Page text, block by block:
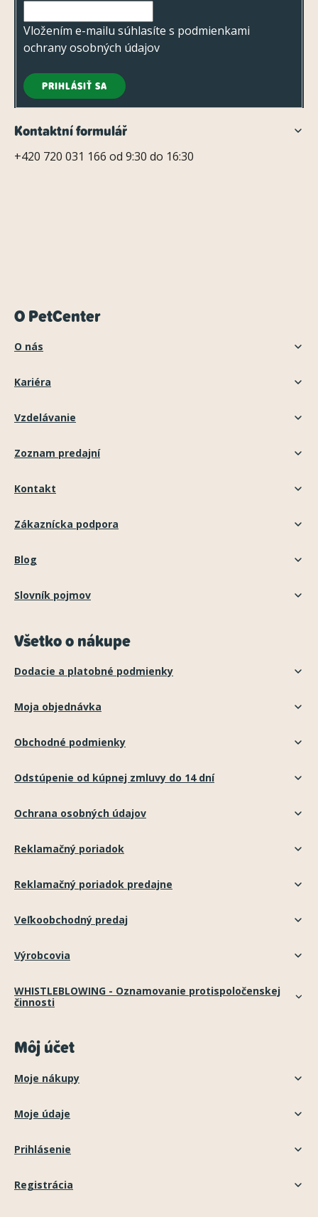
Vložením e-mailu súhlasíte s podmienkami
ochrany osobných údajov
PRIHLÁSIŤ SA
Kontaktní formulář
+420 720 031 166 od 9:30 do 16:30
O PetCenter
O nás
Kariéra
Vzdelávanie
Zoznam predajní
Kontakt
Zákaznícka podpora
Blog
Slovník pojmov
Všetko o nákupe
Dodacie a platobné podmienky
Moja objednávka
Obchodné podmienky
Odstúpenie od kúpnej zmluvy do 14 dní
Ochrana osobných údajov
Reklamačný poriadok
Reklamačný poriadok predajne
Veľkoobchodný predaj
Výrobcovia
WHISTLEBLOWING - Oznamovanie protispoločenskej
činnosti
Môj účet
Moje nákupy
Moje údaje
Prihlásenie
Registrácia